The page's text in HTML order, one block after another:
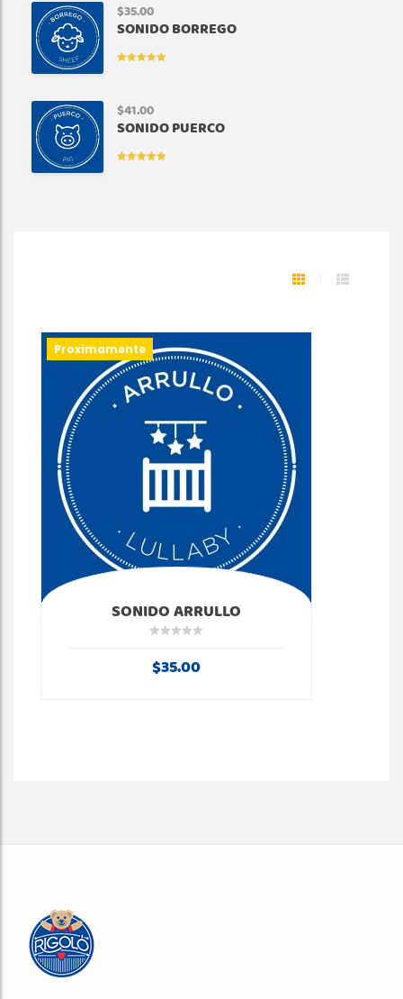
$35.00
SONIDO BORREGO
$41.00
SONIDO PUERCO
Proximamente
SONIDO ARRULLO
$35.00